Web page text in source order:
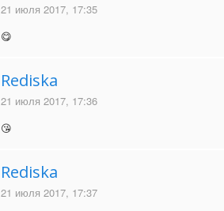
21 июля 2017, 17:35
😋
Rediska
21 июля 2017, 17:36
😘
Rediska
21 июля 2017, 17:37